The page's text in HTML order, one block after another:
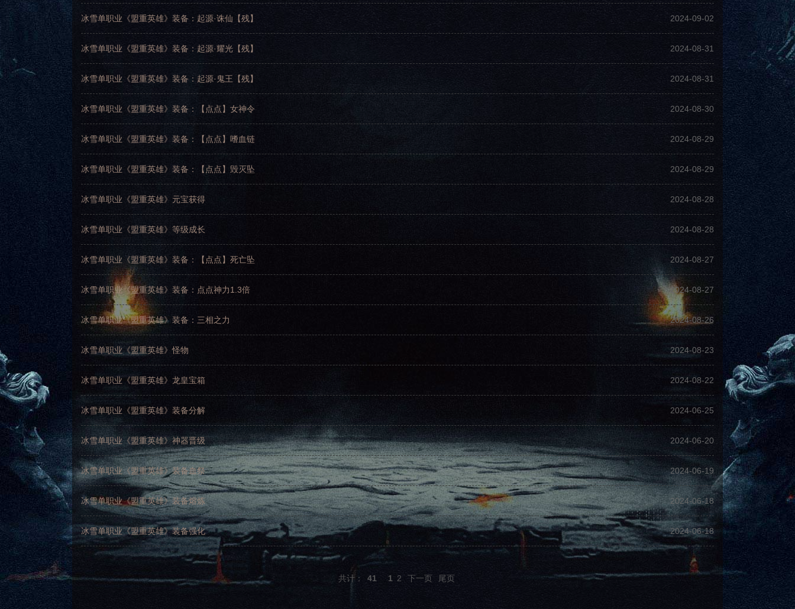
冰雪单职业《盟重英雄》装备：起源·诛仙【残】 2024-09-02
冰雪单职业《盟重英雄》装备：起源·耀光【残】 2024-08-31
冰雪单职业《盟重英雄》装备：起源·鬼王【残】 2024-08-31
冰雪单职业《盟重英雄》装备：【点点】女神令 2024-08-30
冰雪单职业《盟重英雄》装备：【点点】嗜血链 2024-08-29
冰雪单职业《盟重英雄》装备：【点点】毁灭坠 2024-08-29
冰雪单职业《盟重英雄》元宝获得 2024-08-28
冰雪单职业《盟重英雄》等级成长 2024-08-28
冰雪单职业《盟重英雄》装备：【点点】死亡坠 2024-08-27
冰雪单职业《盟重英雄》装备：点点神力1.3倍 2024-08-27
冰雪单职业《盟重英雄》装备：三相之力 2024-08-26
冰雪单职业《盟重英雄》怪物 2024-08-23
冰雪单职业《盟重英雄》龙皇宝箱 2024-08-22
冰雪单职业《盟重英雄》装备分解 2024-06-25
冰雪单职业《盟重英雄》神器晋级 2024-06-20
冰雪单职业《盟重英雄》装备血祭 2024-06-19
冰雪单职业《盟重英雄》装备熔炼 2024-06-18
冰雪单职业《盟重英雄》装备强化 2024-06-18
共计： 41 1 2 下一页 尾页